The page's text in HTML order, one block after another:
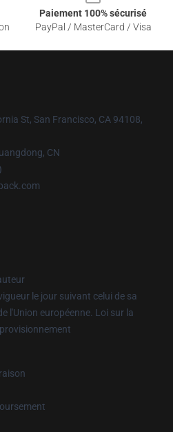
Paiement 100% sécurisé
PayPal / MasterCard / Visa
St, San Francisco, CA 94108,
CN
le jour suivant celui de sa
l'Union européenne. Loi sur la